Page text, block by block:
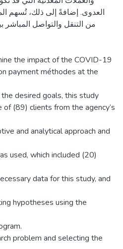
العدوى. إضافةً إلى ذلك، تُسهم
من التنقل والتواصل المباشر
the impact of the COVID-19
payment méthodes at the
the desired goals, this study
(89) clients from the agency’s
and analytical approach and
used, which included (20)
data for this study, and
hypotheses using the
problem and selecting the